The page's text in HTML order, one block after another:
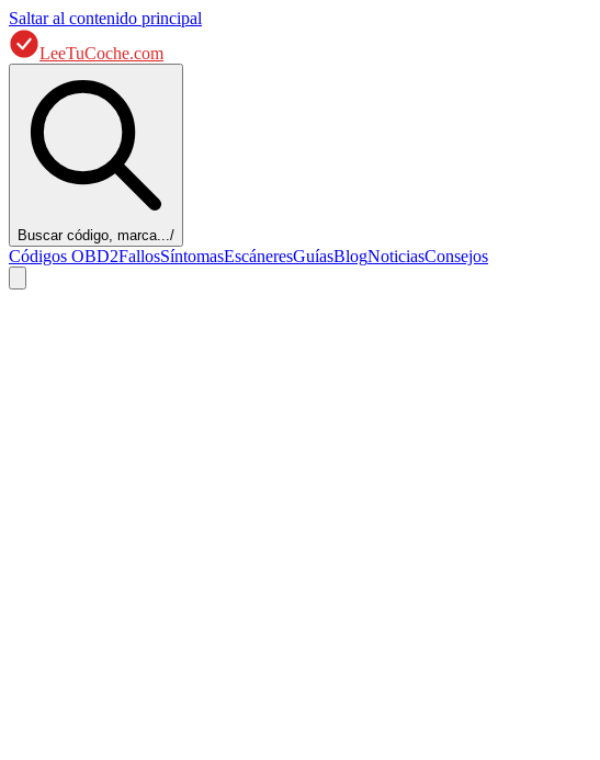
Saltar al contenido principal
LeeTuCoche.com
Buscar código, marca.../
Códigos OBD2FallosSíntomasEscáneresGuíasBlogNoticiasConsejos